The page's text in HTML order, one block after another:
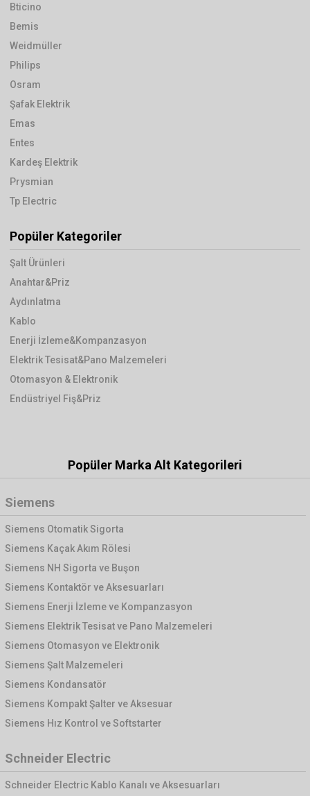
Bticino
Bemis
Weidmüller
Philips
Osram
Şafak Elektrik
Emas
Entes
Kardeş Elektrik
Prysmian
Tp Electric
Popüler Kategoriler
Şalt Ürünleri
Anahtar&Priz
Aydınlatma
Kablo
Enerji İzleme&Kompanzasyon
Elektrik Tesisat&Pano Malzemeleri
Otomasyon & Elektronik
Endüstriyel Fiş&Priz
Popüler Marka Alt Kategorileri
Siemens
Siemens Otomatik Sigorta
Siemens Kaçak Akım Rölesi
Siemens NH Sigorta ve Buşon
Siemens Kontaktör ve Aksesuarları
Siemens Enerji İzleme ve Kompanzasyon
Siemens Elektrik Tesisat ve Pano Malzemeleri
Siemens Otomasyon ve Elektronik
Siemens Şalt Malzemeleri
Siemens Kondansatör
Siemens Kompakt Şalter ve Aksesuar
Siemens Hız Kontrol ve Softstarter
Schneider Electric
Schneider Electric Kablo Kanalı ve Aksesuarları